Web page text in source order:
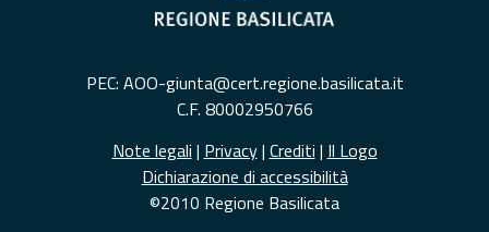
PEC: AOO-giunta@cert.regione.basilicata.it
C.F. 80002950766
Note legali | Privacy| Crediti | Il Logo
Dichiarazione di accessibilità
©2010 Regione Basilicata